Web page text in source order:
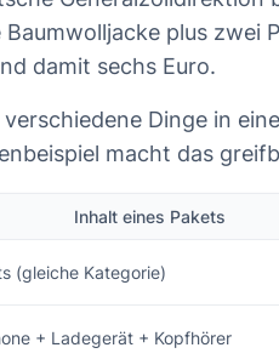
Baumwolljacke plus zwei
damit sechs Euro.
verschiedene Dinge in
macht das
Inhalt eines Pakets
(gleiche Kategorie)
+ Ladegerät + Kopfhörer